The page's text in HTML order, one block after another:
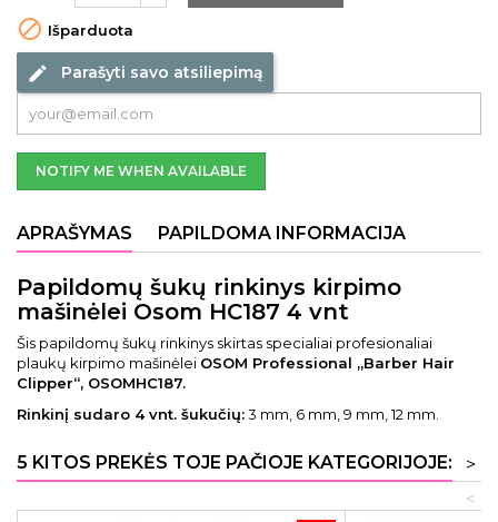
 Išparduota
edit Parašyti savo atsiliepimą
NOTIFY ME WHEN AVAILABLE
APRAŠYMAS PAPILDOMA INFORMACIJA
Papildomų šukų rinkinys kirpimo
mašinėlei Osom HC187 4 vnt
Šis papildomų šukų rinkinys skirtas specialiai profesionaliai
plaukų kirpimo mašinėlei OSOM Professional „Barber Hair
Clipper“, OSOMHC187.
Rinkinį sudaro 4 vnt. šukučių:3 mm, 6 mm, 9 mm, 12 mm.
5 KITOS PREKĖS TOJE PAČIOJE KATEGORIJOJE:
>
<